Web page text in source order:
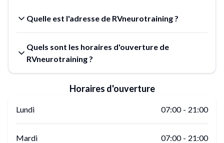
Horaires d'ouverture
Lundi 07:00 - 21:00
Mardi 07:00 - 21:00
Quelle est l'adresse de RVneurotraining ?
Quels sont les horaires d'ouverture de
RVneurotraining ?